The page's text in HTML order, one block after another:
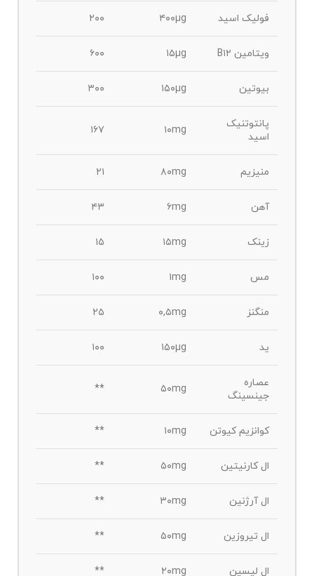
فولیک اسید ۴۰۰µg ۲۰۰
ویتامین B۱۲ ۱۵µg ۶۰۰
بیوتین ۱۵۰µg ۳۰۰
پانتوتنیک
اسید
۱۰mg ۱۶۷
منیزیم ۸۰mg ۲۱
آهن ۶mg ۴۳
زینک ۱۵mg ۱۵
مس ۱mg ۱۰۰
منگنز ۰,۵mg ۲۵
ید ۱۵۰µg ۱۰۰
عصاره
جینسینگ
۵۰mg **
کوانزیم کیوتن ۱۰mg **
ال کارنیتین ۵۰mg **
ال آرژنین ۳۰mg **
ال تیروزین ۵۰mg **
ال لیسین ۲۰mg **